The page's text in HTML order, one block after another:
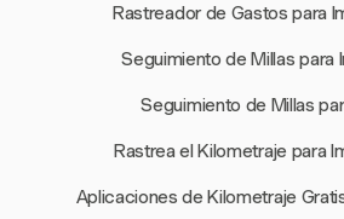
Rastreador de Gastos para
Seguimiento de Millas para
Seguimiento de Millas
Rastrea el Kilometraje para
Aplicaciones de Kilometraje